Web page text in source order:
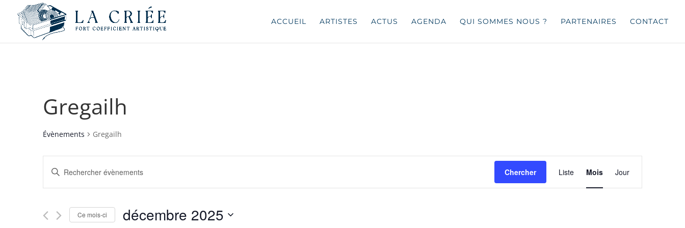
ACCUEIL ARTISTES ACTUS AGENDA QUI SOMMES NOUS ? PARTENAIRES CONTACT
Gregailh
Évènements Gregailh
Recherche
et
navigation
vues
Saisir
clé.
Évènements
Chercher
Navigation
de
vues
Liste Mois Jour
Ce mois-ci décembre 2025